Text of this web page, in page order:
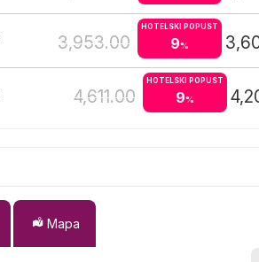
3,953.00
HOTELSKI POPUST
9%
4,611.00
HOTELSKI POPUST
9%
Mapa